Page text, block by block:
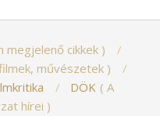
megjelenő cikkek
művészetek
DÖK
A
hírei